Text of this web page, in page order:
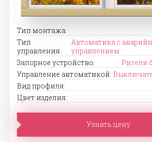
Тип монтажа:
Тип
управления:
Автоматика с
управлением
Запорное устройство:
Ригели
Управление автоматикой:
Вид профиля:
Цвет изделия:
Узнать цену